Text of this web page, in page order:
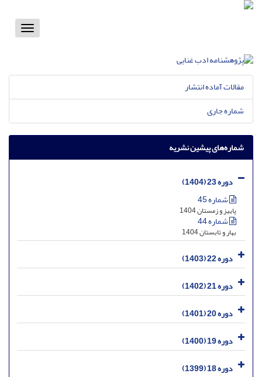
Toggle
مقالات آماده انتشار
شماره جاری
شماره‌های پیشین نشریه
دوره 23 (1404)
شماره 45
پاییز و زمستان 1404
شماره 44
بهار و تابستان 1404
دوره 22 (1403)
دوره 21 (1402)
دوره 20 (1401)
دوره 19 (1400)
دوره 18 (1399)